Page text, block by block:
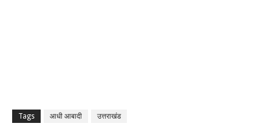
Tags आधी आबादी उत्तराखंड